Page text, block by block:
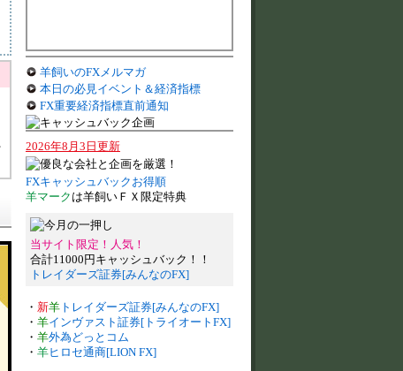
羊飼いのFXメルマガ
本日の必見イベント＆経済指標
FX重要経済指標直前通知
2026年8月3日更新
FXキャッシュバックお得順
羊マーク は羊飼いＦＸ限定特典
当サイト限定！人気！
合計11000円キャッシュバック！！
トレイダーズ証券[みんなのFX]
・ 新羊 トレイダーズ証券[みんなのFX]
・ 羊インヴァスト証券[トライオートFX]
・ 羊外為どっとコム
・ 羊ヒロセ通商[LION FX]